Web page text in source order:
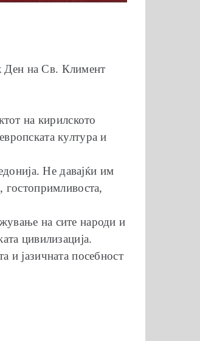
Ден на Св. Климент
на кирилското
култура и
Не давајќи им
гостопримливоста,
на сите народи и
цивилизација.
и јазичната посебност